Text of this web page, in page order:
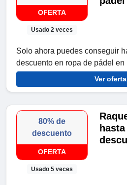
OFERTA
Usado 2 veces
Solo ahora puedes conseguir
descuento en ropa de pádel en
Ver oferta
80% de
descuento
OFERTA
Usado 5 veces